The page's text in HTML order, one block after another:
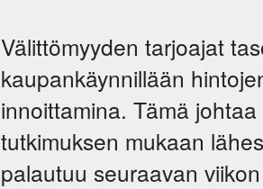
Välittömyyden tarjoajat
kaupankäynnillään
innoittamina. Tämä
tutkimuksen mukaan
palautuu seuraavan